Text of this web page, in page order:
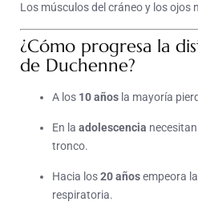
Los músculos del cráneo y los ojos
¿Cómo progresa la
de Duchenne?
A los 10 años la mayoría
En la adolescencia
tronco.
Hacia los20 añosempeora
respiratoria.